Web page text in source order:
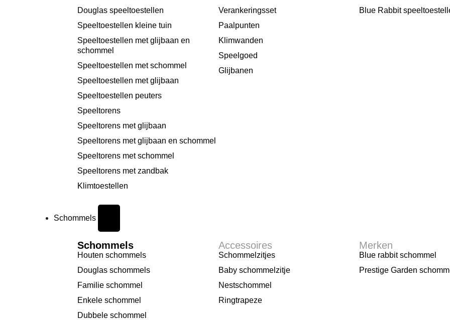
Douglas speeltoestellen
Speeltoestellen kleine tuin
Speeltoestellen met glijbaan en
schommel
Speeltoestellen met schommel
Speeltoestellen met glijbaan
Speeltoestellen peuters
Speeltorens
Speeltorens met glijbaan
Speeltorens met glijbaan en schommel
Speeltorens met schommel
Speeltorens met zandbak
Klimtoestellen
Verankeringsset
Paalpunten
Klimwanden
Speelgoed
Glijbanen
Blue Rabbit
Schommels
Schommels
Houten schommels
Douglas schommels
Familie schommel
Enkele schommel
Dubbele schommel
Accessoires
Schommelzitjes
Baby schommelzitje
Nestschommel
Ringtrapeze
Merken
Blue rabbit schommel
Prestige Garden